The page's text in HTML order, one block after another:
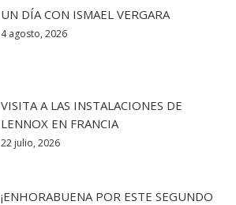
UN DÍA CON ISMAEL VERGARA
4 agosto, 2026
VISITA A LAS INSTALACIONES DE
LENNOX EN FRANCIA
22 julio, 2026
¡ENHORABUENA POR ESTE SEGUNDO